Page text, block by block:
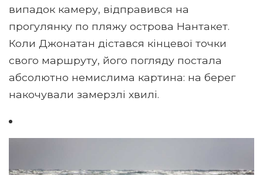
випадок камеру, відправився на
прогулянку по пляжу острова Нантакет.
Коли Джонатан дістався кінцевої точки
свого маршруту, його погляду постала
абсолютно немислима картина: на берег
накочували замерзлі хвилі.